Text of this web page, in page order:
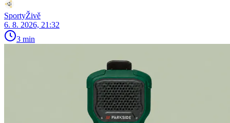
SportyŽivě
6. 8. 2026, 21:32
3 min